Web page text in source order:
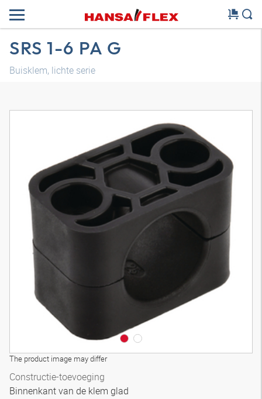
SRS 1-6 PA G
Buisklem, lichte serie
The product image may differ
Constructie-toevoeging
Binnenkant van de klem glad